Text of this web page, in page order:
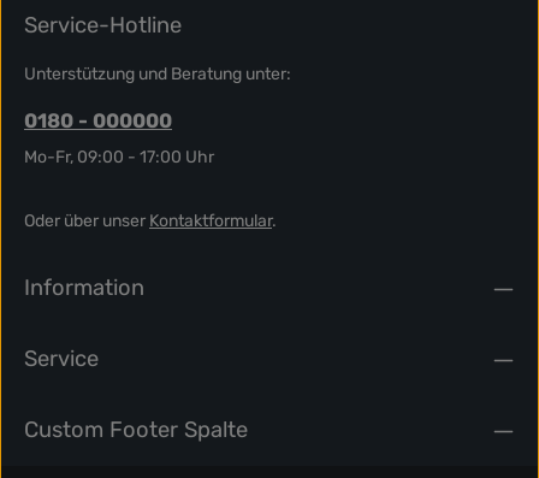
Service-Hotline
Unterstützung und Beratung unter:
0180 - 000000
Mo-Fr, 09:00 - 17:00 Uhr
Oder über unser Kontaktformular.
Information
Service
Custom Footer Spalte